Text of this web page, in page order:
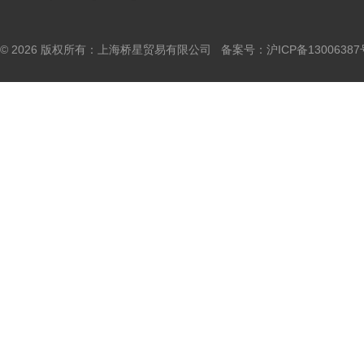
© 2026 版权所有：上海桥星贸易有限公司 备案号： 沪ICP备13006387